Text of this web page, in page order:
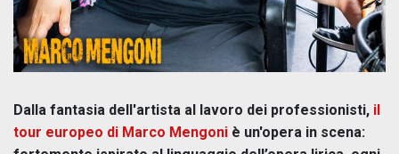
Dalla fantasia dell'artista al lavoro dei professionisti, il
tour europeo di Marco Mengoni è un'opera in scena: